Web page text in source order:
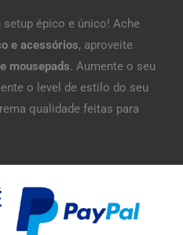
épico e único! Ache
e acessórios, aproveite
mousepads. Aumente o seu
o level de estilo do seu
qualidade feitas para